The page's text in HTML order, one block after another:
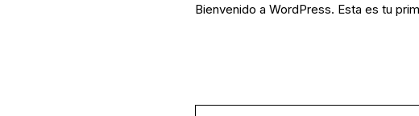
Bienvenido a WordPress. Esta es tu